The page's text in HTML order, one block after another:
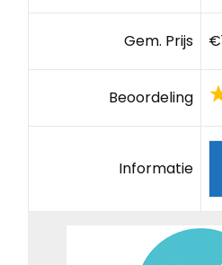
Gem. Prijs
Beoordeling
Informatie